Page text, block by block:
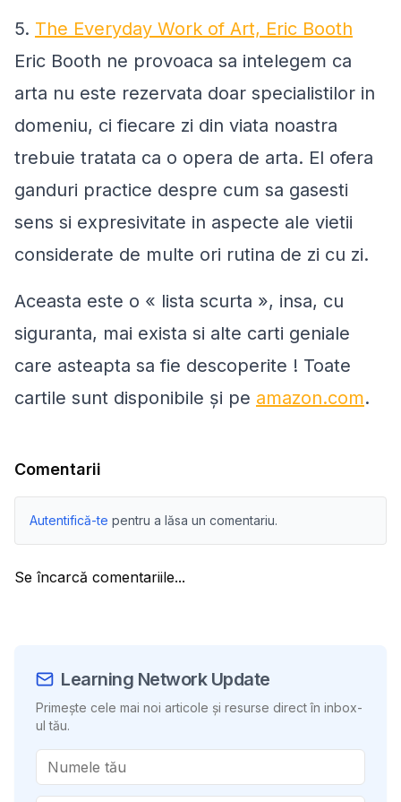
5. The Everyday Work of Art, Eric Booth
Eric Booth ne provoaca sa intelegem ca
arta nu este rezervata doar specialistilor in
domeniu, ci fiecare zi din viata noastra
trebuie tratata ca o opera de arta. El ofera
ganduri practice despre cum sa gasesti
sens si expresivitate in aspecte ale vietii
considerate de multe ori rutina de zi cu zi.
Aceasta este o « lista scurta », insa, cu
siguranta, mai exista si alte carti geniale
care asteapta sa fie descoperite ! Toate
cartile sunt disponibile și pe amazon.com.
Comentarii
Autentifică-te pentru a lăsa un comentariu.
Se încarcă comentariile...
Learning Network Update
Primește cele mai noi articole și resurse direct în inbox-
ul tău.